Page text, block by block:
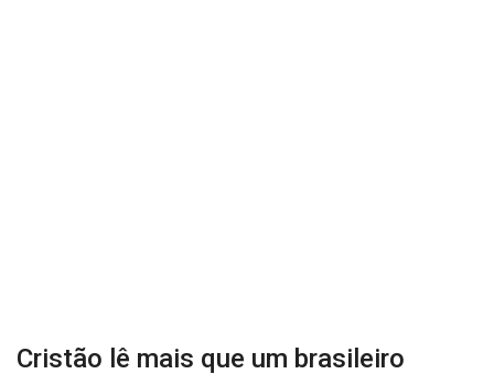
Cristão lê mais que um brasileiro